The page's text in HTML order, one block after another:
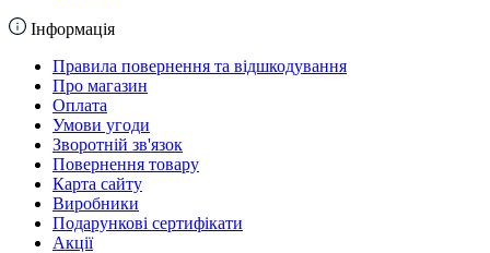
Інформація
Правила повернення та відшкодування
Про магазин
Оплата
Умови угоди
Зворотній зв'язок
Повернення товару
Карта сайту
Виробники
Подарункові сертифікати
Акції